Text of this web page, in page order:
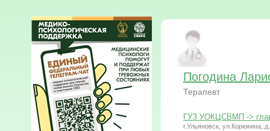
Погодина
Терапевт
ГУЗ УОКЦСВМП ->
г.Ульяновск, ул.Корюкина,